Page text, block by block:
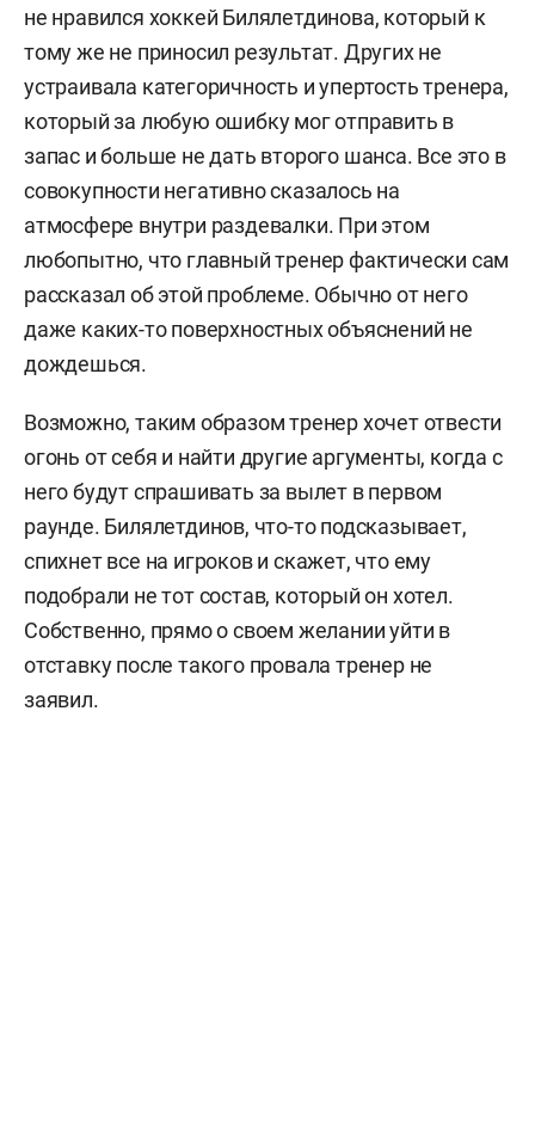
не нравился хоккей Билялетдинова, который к
тому же не приносил результат. Других не
устраивала категоричность и упертость тренера,
который за любую ошибку мог отправить в
запас и больше не дать второго шанса. Все это в
совокупности негативно сказалось на
атмосфере внутри раздевалки. При этом
любопытно, что главный тренер фактически сам
рассказал об этой проблеме. Обычно от него
даже каких-то поверхностных объяснений не
дождешься.
Возможно, таким образом тренер хочет отвести
огонь от себя и найти другие аргументы, когда с
него будут спрашивать за вылет в первом
раунде. Билялетдинов, что-то подсказывает,
спихнет все на игроков и скажет, что ему
подобрали не тот состав, который он хотел.
Собственно, прямо о своем желании уйти в
отставку после такого провала тренер не
заявил.